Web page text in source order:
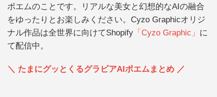
ポエムのことです。リアルな美女と幻想的なAIの融合
をゆったりとお楽しみください。Cyzo Graphicオリジ
ナル作品は全世界に向けてShopify 「Cyzo Graphic」 に
て配信中。
＼ たまにグッとくるグラビアAIポエムまとめ ／